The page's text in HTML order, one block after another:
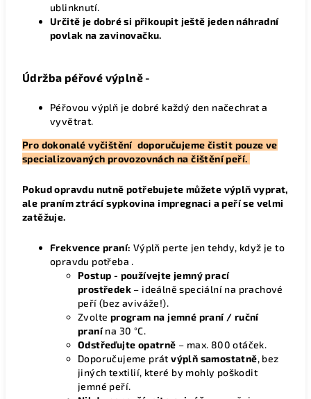
ublinknutí.
Určitě je dobré si přikoupit ještě jeden náhradní
povlak na zavinovačku.
Údržba péřové výplně -
Péřovou výplň je dobré každý den načechrat a
vyvětrat.
Pro dokonalé vyčištění doporučujeme čistit pouze ve
specializovaných provozovnách na čištění peří.
Pokud opravdu nutně potřebujete můžete výplň vyprat,
ale praním ztrácí sypkovina impregnaci a peří se velmi
zatěžuje.
Frekvence praní: Výplň perte jen tehdy, když je to
opravdu potřeba .
Postup - používejte jemný prací
prostředek – ideálně speciální na prachové
peří (bez aviváže!).
Zvolte program na jemné praní / ruční
pranína 30 °C.
Odstřeďujte opatrně – max. 800 otáček.
Doporučujeme prátvýplň samostatně, bez
jiných textilií, které by mohly poškodit
jemné peří.